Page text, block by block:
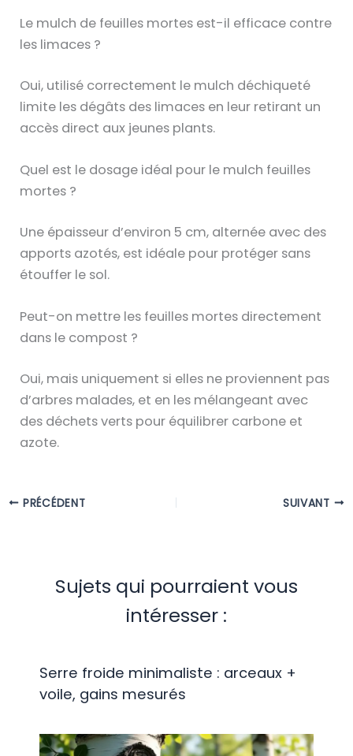
Le mulch de feuilles mortes est-il efficace contre
les limaces ?
Oui, utilisé correctement le mulch déchiqueté
limite les dégâts des limaces en leur retirant un
accès direct aux jeunes plants.
Quel est le dosage idéal pour le mulch feuilles
mortes ?
Une épaisseur d’environ 5 cm, alternée avec des
apports azotés, est idéale pour protéger sans
étouffer le sol.
Peut-on mettre les feuilles mortes directement
dans le compost ?
Oui, mais uniquement si elles ne proviennent pas
d’arbres malades, et en les mélangeant avec
des déchets verts pour équilibrer carbone et
azote.
PRÉCÉDENT SUIVANT
Sujets qui pourraient vous
intéresser :
Serre froide minimaliste : arceaux +
voile, gains mesurés